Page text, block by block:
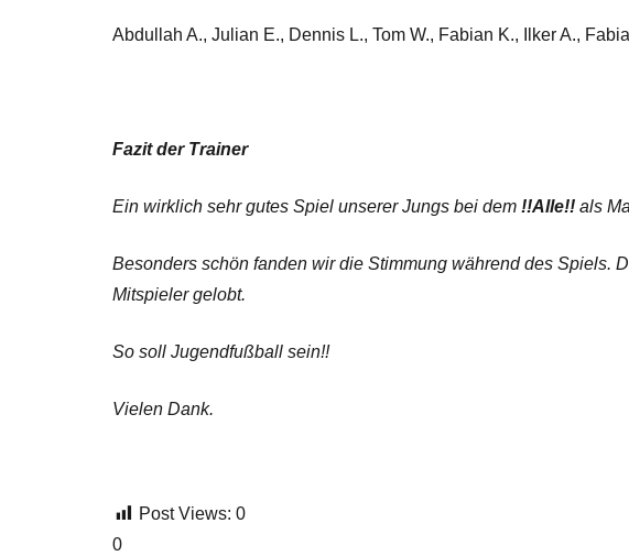
Abdullah A., Julian E., Dennis L., Tom W., Fabian K., Ilker A.,
Fazit der Trainer
Ein wirklich sehr gutes Spiel unserer Jungs bei dem !!Alle!! als
Besonders schön fanden wir die Stimmung während des Spiels.
Mitspieler gelobt.
So soll Jugendfußball sein!!
Vielen Dank.
Post Views: 0
0